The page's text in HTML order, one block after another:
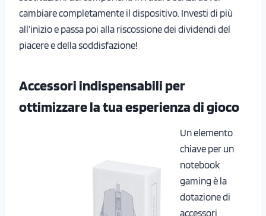
cambiare completamente il dispositivo. Investi di più
all’inizio e passa poi alla riscossione dei dividendi del
piacere e della soddisfazione!
Accessori indispensabili per
ottimizzare la tua esperienza di gioco
Un elemento
chiave per un
notebook
gaming è la
dotazione di
accessori